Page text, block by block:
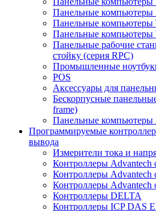
Панельные компьютеры
Панельные компьютеры
Панельные компьютеры
Панельные рабочие
стойку (серия RPC)
Промышленные
POS
Аксессуары для
Бескорпусные
frame)
Панельные
Программируемые
вывода
Измерители тока и
Контроллеры
Контроллеры
Контроллеры Advantech
Контроллеры DELTA
Контроллеры ICP DAS